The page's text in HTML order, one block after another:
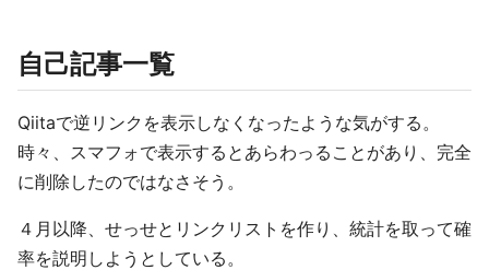
自己記事一覧
Qiitaで逆リンクを表示しなくなったような気がする。
時々、スマフォで表示するとあらわっることがあり、完全
に削除したのではなさそう。
４月以降、せっせとリンクリストを作り、統計を取って確
率を説明しようとしている。